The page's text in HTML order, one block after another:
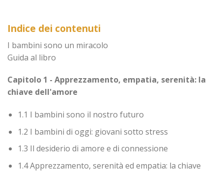
Indice dei contenuti
I bambini sono un miracolo
Guida al libro
Capitolo 1 - Apprezzamento, empatia, serenità: la
chiave dell'amore
1.1 I bambini sono il nostro futuro
1.2 I bambini di oggi: giovani sotto stress
1.3 Il desiderio di amore e di connessione
1.4 Apprezzamento, serenità ed empatia: la chiave